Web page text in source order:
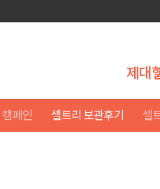
제대
페인 셀트리 보관후기 셀